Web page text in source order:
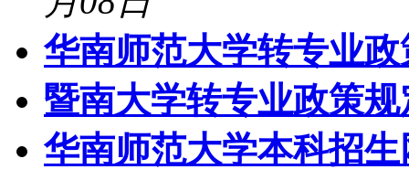
华南师范大学转专业
暨南大学转专业政策
华南师范大学本科招